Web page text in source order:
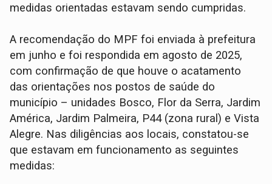
medidas orientadas estavam sendo cumpridas.
A recomendação do MPF foi enviada à prefeitura
em junho e foi respondida em agosto de 2025,
com confirmação de que houve o acatamento
das orientações nos postos de saúde do
município – unidades Bosco, Flor da Serra, Jardim
América, Jardim Palmeira, P44 (zona rural) e Vista
Alegre. Nas diligências aos locais, constatou-se
que estavam em funcionamento as seguintes
medidas: